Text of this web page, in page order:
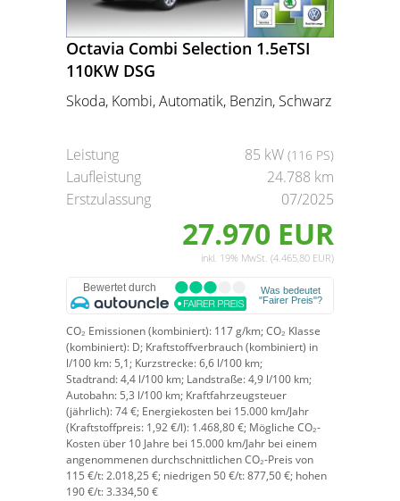
Octavia Combi Selection 1.5eTSI
110KW DSG
Skoda, Kombi, Automatik, Benzin, Schwarz
Leistung 85 kW (116 PS)
Laufleistung
24.788 km
Erstzulassung
07/2025
27.970 EUR
inkl. 19% MwSt. (4.465,80 EUR)
CO₂ Emissionen (kombiniert): 117 g/km;CO₂ Klasse
(kombiniert): D; Kraftstoffverbrauch (kombiniert) in
l/100 km: 5,1; Kurzstrecke:6,6 l/100 km;
Stadtrand:4,4 l/100 km; Landstraße:4,9 l/100 km;
Autobahn: 5,3 l/100 km; Kraftfahrzeugsteuer
(jährlich):74 €; Energiekosten bei 15.000 km/Jahr
(Kraftstoffpreis: 1,92€/l): 1.468,80 €; Mögliche CO₂-
Kosten über 10 Jahre bei 15.000 km/Jahr bei einem
angenommenen durchschnittlichen CO₂-Preis von
115 €/t:2.018,25 €; niedrigen 50 €/t: 877,50 €; hohen
190 €/t: 3.334,50 €